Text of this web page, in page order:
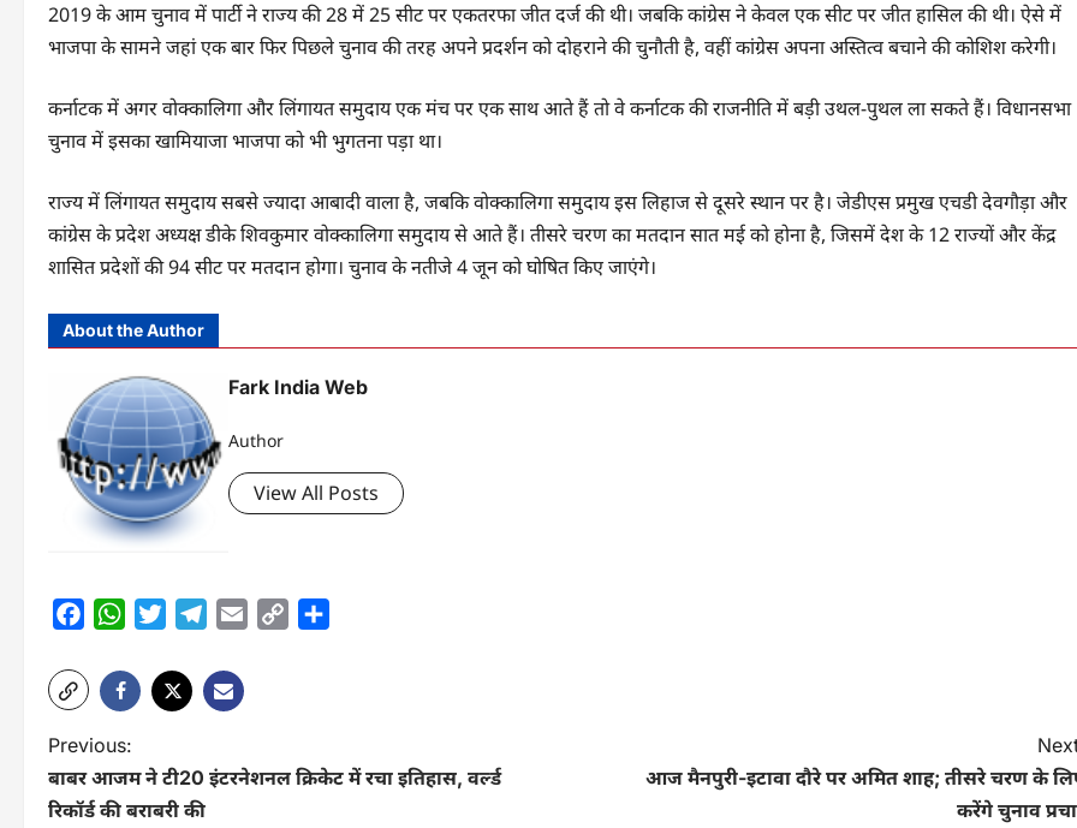
2019 के आम चुनाव में पार्टी ने राज्य की 28 में 25 सीट पर एकतरफा जीत दर्ज की थी। जबकि कांग्रेस ने केवल एक सीट पर जीत हासिल की थी। ऐसे में
भाजपा के सामने जहां एक बार फिर पिछले चुनाव की तरह अपने प्रदर्शन को दोहराने की चुनौती है, वहीं कांग्रेस अपना अस्तित्व बचाने की कोशिश करेगी।
कर्नाटक में अगर वोक्कालिगा और लिंगायत समुदाय एक मंच पर एक साथ आते हैं तो वे कर्नाटक की राजनीति में बड़ी उथल-पुथल ला सकते हैं। विधानसभा
चुनाव में इसका खामियाजा भाजपा को भी भुगतना पड़ा था।
राज्य में लिंगायत समुदाय सबसे ज्यादा आबादी वाला है, जबकि वोक्कालिगा समुदाय इस लिहाज से दूसरे स्थान पर है। जेडीएस प्रमुख एचडी देवगौड़ा और
कांग्रेस के प्रदेश अध्यक्ष डीके शिवकुमार वोक्कालिगा समुदाय से आते हैं। तीसरे चरण का मतदान सात मई को होना है, जिसमें देश के 12 राज्यों और केंद्र
शासित प्रदेशों की 94 सीट पर मतदान होगा। चुनाव के नतीजे 4 जून को घोषित किए जाएंगे।
About the Author
Fark India Web
Author
View All Posts
FacebookWhatsAppTwitterTelegram
Email
Copy
P
o
Previous:
बाबर आजम ने टी20 इंटरनेशनल क्रिकेट में रचा इतिहास, वर्ल्‍ड
रिकॉर्ड की बराबरी की
आज मैनपुरी-इटावा दौरे पर अमित शाह; तीसरे चरण के
करेंगे चुनाव